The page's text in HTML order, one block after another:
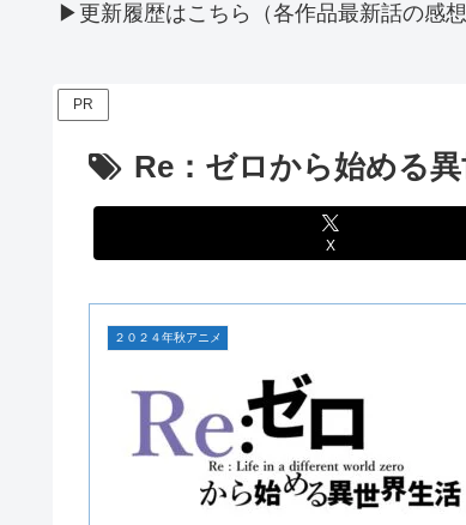
▶更新履歴はこちら（各作品最新話の感
PR
Re：ゼロから始める
X
２０２４年秋アニメ